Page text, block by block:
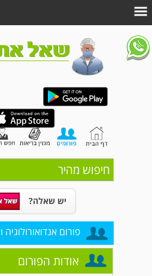
חיפוש מהיר
יש שאלה?
פורום אנדואורולוגיה
אודות הפורום